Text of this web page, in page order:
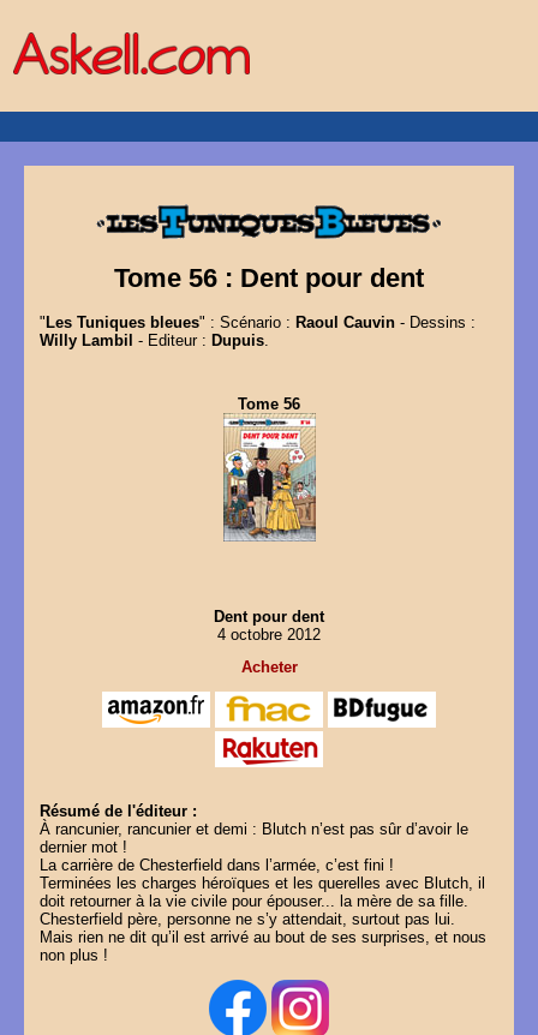
Tome 56 : Dent pour dent
" Les Tuniques bleues" : Scénario : Raoul Cauvin- Dessins :
Willy Lambil - Editeur : Dupuis.
Tome 56
Dent pour dent
4 octobre 2012
Acheter
Résumé de l'éditeur :
À rancunier, rancunier et demi : Blutch n’est pas sûr d’avoir le
dernier mot !
La carrière de Chesterfield dans l’armée, c’est fini !
Terminées les charges héroïques et les querelles avec Blutch, il
doit retourner à la vie civile pour épouser... la mère de sa fille.
Chesterfield père, personne ne s’y attendait, surtout pas lui.
Mais rien ne dit qu’il est arrivé au bout de ses surprises, et nous
non plus !